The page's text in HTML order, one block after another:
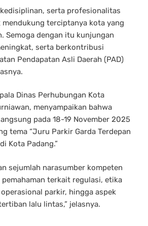
kedisiplinan, serta profesionalitas
terciptanya kota yang
Semoga dengan itu kunjungan
serta berkontribusi
Pendapatan Asli Daerah (PAD)
Dinas Perhubungan Kota
menyampaikan bahwa
pada 18-19 November 2025
tema “Juru Parkir Garda Terdepan
Kota Padang.”
sejumlah narasumber kompeten
terkait regulasi, etika
parkir, hingga aspek
lalu lintas,” jelasnya.